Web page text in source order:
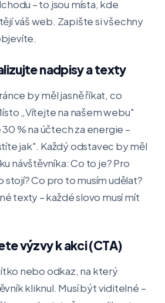
– to jsou místa, kde
váš web. Zapište si všechny
nadpisy a texty
by měl jasně říkat, co
„Vítejte na našem webu"
% na účtech za energie –
jak". Každý odstavec by měl
návštěvníka: Co to je? Pro
stojí? Co pro to musím udělat?
texty – každé slovo musí mít
výzvy k akci (CTA)
nebo odkaz, na který
kliknul. Musí být viditelné –